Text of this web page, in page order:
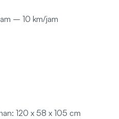
– 10 km/jam
120 x 58 x 105 cm